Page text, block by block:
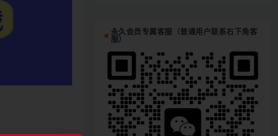
永久会员专属客服（普通用户联系右下角客
服）